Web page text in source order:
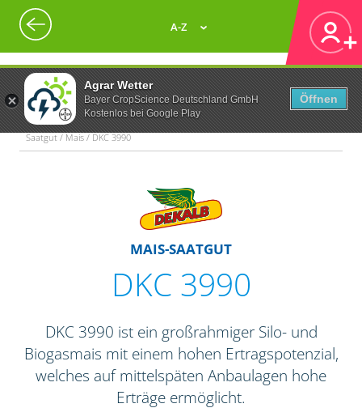
Agrar Wetter
Bayer CropScience Deutschland GmbH
Kostenlos bei Google Play
Öffnen
A-Z
Saatgut / Mais / DKC 3990
MAIS-SAATGUT
DKC 3990
DKC 3990 ist ein großrahmiger Silo- und
Biogasmais mit einem hohen Ertragspotenzial,
welches auf mittelspäten Anbaulagen hohe
Erträge ermöglicht.